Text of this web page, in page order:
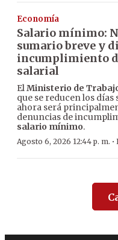
Economía
Salario mínimo:
sumario breve y
incumplimiento
salarial
ElMinisterio de
que se reducen los
ahora será
denuncias de
salario mínimo.
Agosto 6, 2026 12:44 p. m. ·